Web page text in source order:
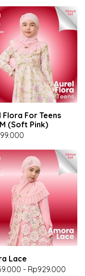
Flora For Teens
(Soft Pink)
Lace
- Rp929.000